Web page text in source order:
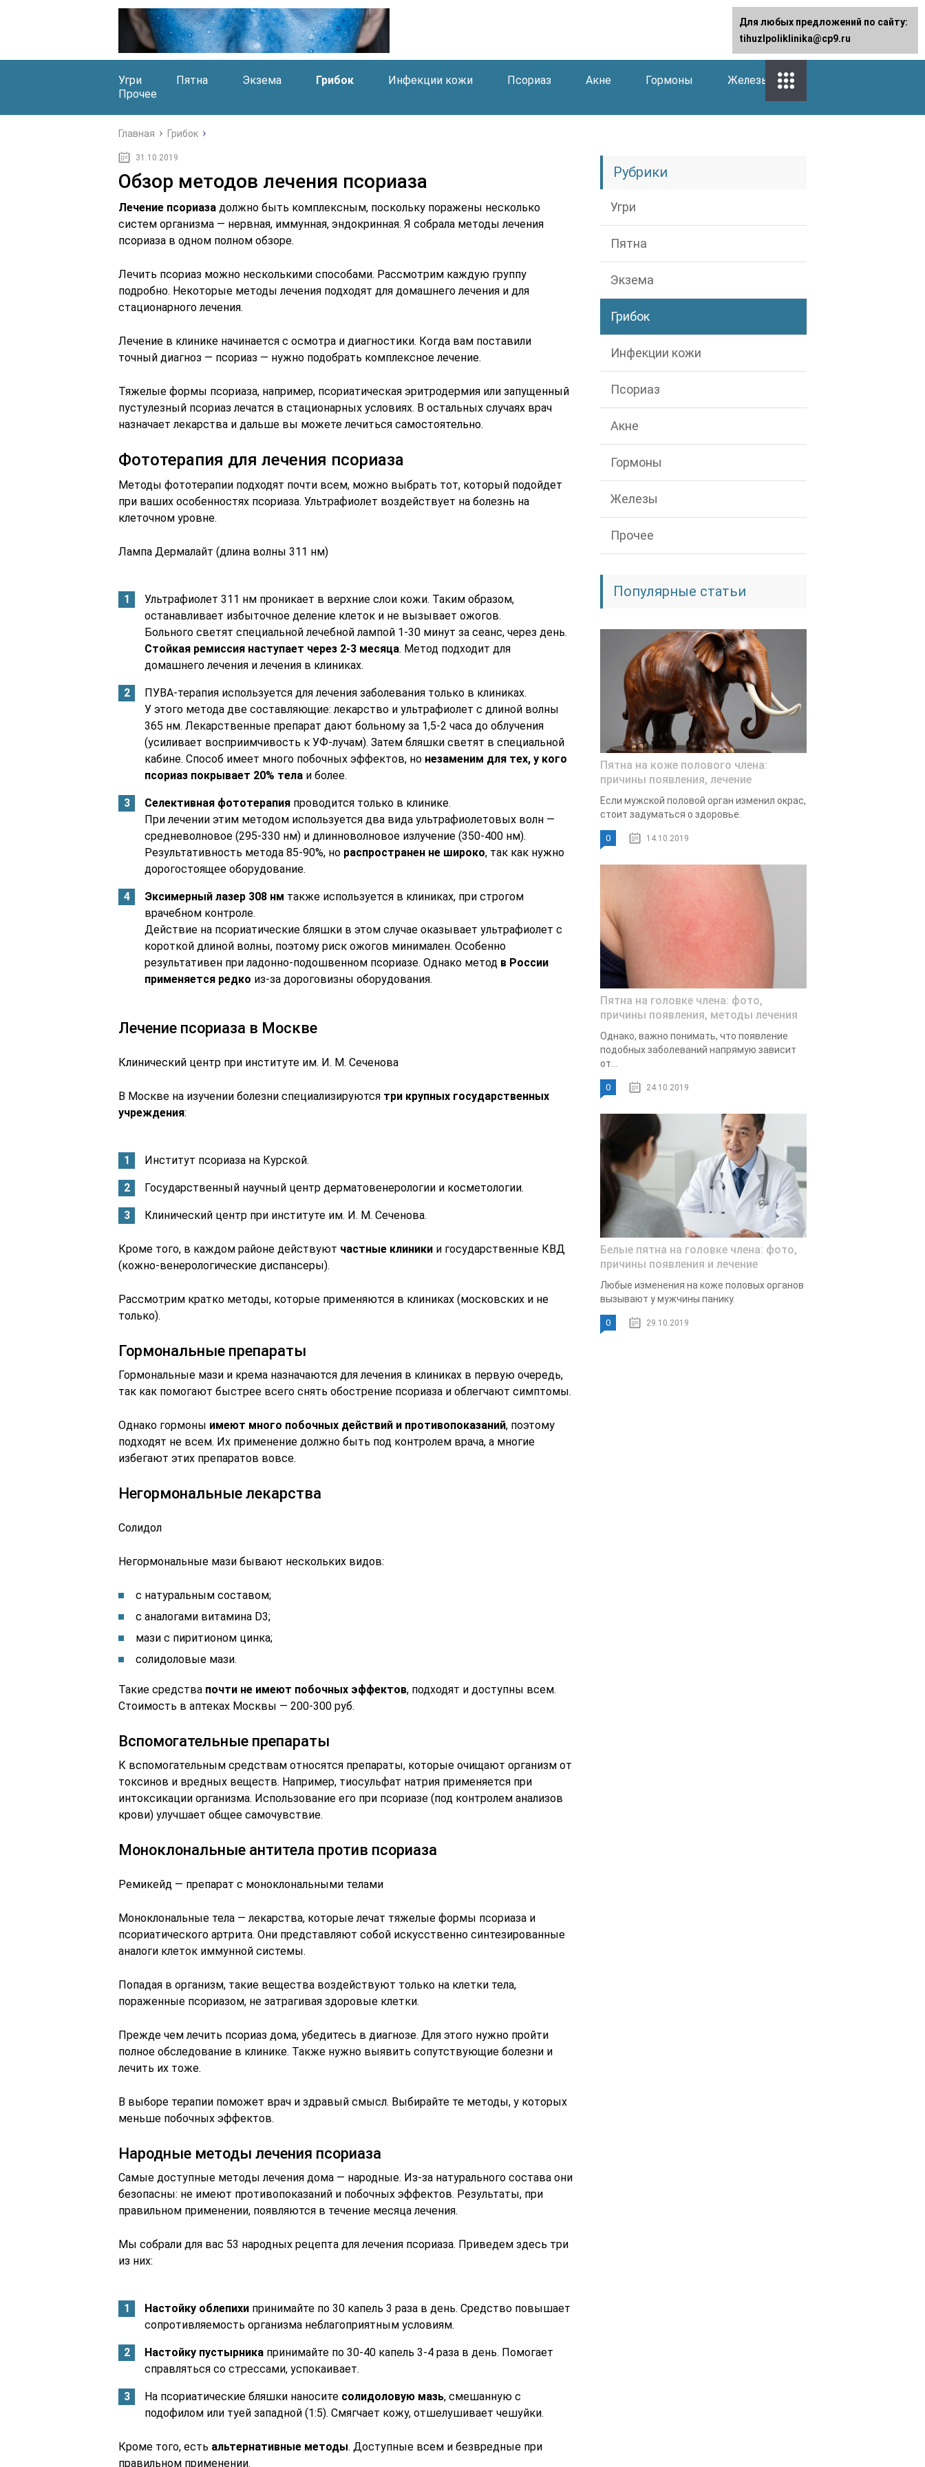
Угри Пятна Экзема Грибок Инфекции кожи Псориаз Акне Гормоны
Железы
Прочее
Главная Грибок
31.10.2019
Обзор методов лечения псориаза
Лечение псориаза должно быть комплексным, поскольку поражены несколько
систем организма — нервная, иммунная, эндокринная. Я собрала методы лечения
псориаза в одном полном обзоре.
Лечить псориаз можно несколькими способами. Рассмотрим каждую группу
подробно. Некоторые методы лечения подходят для домашнего лечения и для
стационарного лечения.
Лечение в клинике начинается с осмотра и диагностики. Когда вам поставили
точный диагноз — псориаз — нужно подобрать комплексное лечение.
Тяжелые формы псориаза, например, псориатическая эритродермия или запущенный
пустулезный псориаз лечатся в стационарных условиях. В остальных случаях врач
назначает лекарства и дальше вы можете лечиться самостоятельно.
Фототерапия для лечения псориаза
Методы фототерапии подходят почти всем, можно выбрать тот, который подойдет
при ваших особенностях псориаза. Ультрафиолет воздействует на болезнь на
клеточном уровне.
Лампа Дермалайт (длина волны 311 нм)
Ультрафиолет 311 нм проникает в верхние слои кожи. Таким образом,
останавливает избыточное деление клеток и не вызывает ожогов.
Больного светят специальной лечебной лампой 1-30 минут за сеанс, через день.
Стойкая ремиссия наступает через 2-3 месяца. Метод подходит для
домашнего лечения и лечения в клиниках.
ПУВА-терапия используется для лечения заболевания только в клиниках.
У этого метода две составляющие: лекарство и ультрафиолет с длиной волны
365 нм. Лекарственные препарат дают больному за 1,5-2 часа до облучения
(усиливает восприимчивость к УФ-лучам). Затем бляшки светят в специальной
кабине. Способ имеет много побочных эффектов, но незаменим для тех, у кого
псориаз покрывает 20% тела и более.
Селективная фототерапия проводится только в клинике.
При лечении этим методом используется два вида ультрафиолетовых волн —
средневолновое (295-330 нм) и длинноволновое излучение (350-400 нм).
Результативность метода 85-90%, но распространен не широко, так как нужно
дорогостоящее оборудование.
Эксимерный лазер 308 нм также используется в клиниках, при строгом
врачебном контроле.
Действие на псориатические бляшки в этом случае оказывает ультрафиолет с
короткой длиной волны, поэтому риск ожогов минимален. Особенно
результативен при ладонно-подошвенном псориазе. Однако метод в России
применяется редко из-за дороговизны оборудования.
Лечение псориаза в Москве
Клинический центр при институте им. И. М. Сеченова
В Москве на изучении болезни специализируются три крупных государственных
учреждения:
Институт псориаза на Курской.
Государственный научный центр дерматовенерологии и косметологии.
Клинический центр при институте им. И. М. Сеченова.
Кроме того, в каждом районе действуют частные клиники и государственные КВД
(кожно-венерологические диспансеры).
Рассмотрим кратко методы, которые применяются в клиниках (московских и не
только).
Гормональные препараты
Гормональные мази и крема назначаются для лечения в клиниках в первую очередь,
так как помогают быстрее всего снять обострение псориаза и облегчают симптомы.
Однако гормоны имеют много побочных действий и противопоказаний, поэтому
подходят не всем. Их применение должно быть под контролем врача, а многие
избегают этих препаратов вовсе.
Негормональные лекарства
Солидол
Негормональные мази бывают нескольких видов:
с натуральным составом;
с аналогами витамина D3;
мази с пиритионом цинка;
солидоловые мази.
Такие средства почти не имеют побочных эффектов, подходят и доступны всем.
Стоимость в аптеках Москвы — 200-300 руб.
Вспомогательные препараты
К вспомогательным средствам относятся препараты, которые очищают организм от
токсинов и вредных веществ. Например, тиосульфат натрия применяется при
интоксикации организма. Использование его при псориазе (под контролем анализов
крови) улучшает общее самочувствие.
Моноклональные антитела против псориаза
Ремикейд — препарат с моноклональными телами
Моноклональные тела — лекарства, которые лечат тяжелые формы псориаза и
псориатического артрита. Они представляют собой искусственно синтезированные
аналоги клеток иммунной системы.
Попадая в организм, такие вещества воздействуют только на клетки тела,
пораженные псориазом, не затрагивая здоровые клетки.
Прежде чем лечить псориаз дома, убедитесь в диагнозе. Для этого нужно пройти
полное обследование в клинике. Также нужно выявить сопутствующие болезни и
лечить их тоже.
В выборе терапии поможет врач и здравый смысл. Выбирайте те методы, у которых
меньше побочных эффектов.
Народные методы лечения псориаза
Самые доступные методы лечения дома — народные. Из-за натурального состава они
безопасны: не имеют противопоказаний и побочных эффектов. Результаты, при
правильном применении, появляются в течение месяца лечения.
Мы собрали для вас 53 народных рецепта для лечения псориаза. Приведем здесь три
из них:
Настойку облепихи принимайте по 30 капель 3 раза в день. Средство повышает
сопротивляемость организма неблагоприятным условиям.
Настойку пустырника принимайте по 30-40 капель 3-4 раза в день. Помогает
справляться со стрессами, успокаивает.
На псориатические бляшки наносите солидоловую мазь, смешанную с
подофилом или туей западной (1:5). Смягчает кожу, отшелушивает чешуйки.
Кроме того, есть альтернативные методы. Доступные всем и безвредные при
правильном применении.
Рубрики
Угри
Пятна
Экзема
Грибок
Инфекции кожи
Псориаз
Акне
Гормоны
Железы
Прочее
Популярные статьи
Пятна на коже полового члена:
причины появления, лечение
Если мужской половой орган изменил окрас,
стоит задуматься о здоровье.
0 14.10.2019
Пятна на головке члена: фото,
причины появления, методы лечения
Однако, важно понимать, что появление
подобных заболеваний напрямую зависит
от...
0 24.10.2019
Белые пятна на головке члена: фото,
причины появления и лечение
Любые изменения на коже половых органов
вызывают у мужчины панику.
0 29.10.2019
Для любых предложений по сайту:
tihuzlpoliklinika@cp9.ru